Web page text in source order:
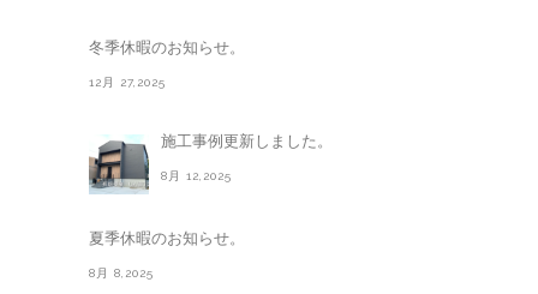
冬季休暇のお知らせ。
12月 27,2025
施工事例更新しました。
8月 12,2025
夏季休暇のお知らせ。
8月 8,2025